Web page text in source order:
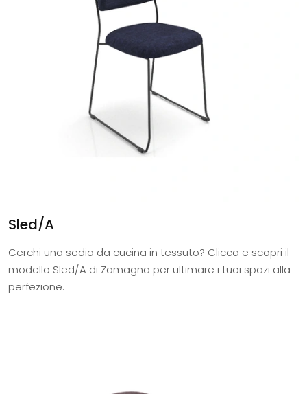
Sled/A
Cerchi una sedia da cucina in tessuto? Clicca e scopri il
modello Sled/A di Zamagna per ultimare i tuoi spazi alla
perfezione.